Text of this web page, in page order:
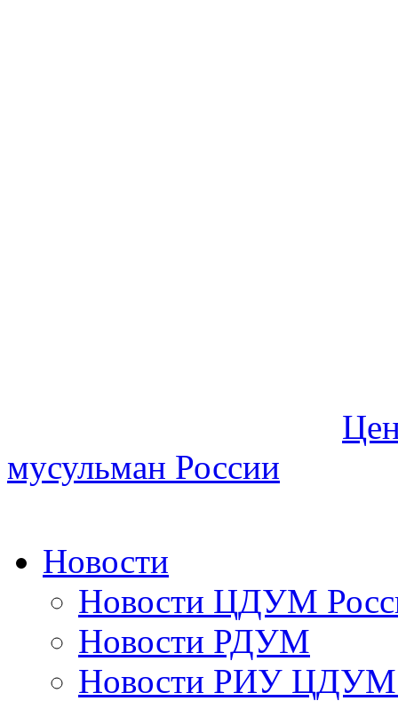
мусульман России
Новости
Новости ЦДУМ
Новости РДУМ
Новости РИУ ЦДУМ